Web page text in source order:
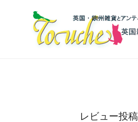
レビュー投稿